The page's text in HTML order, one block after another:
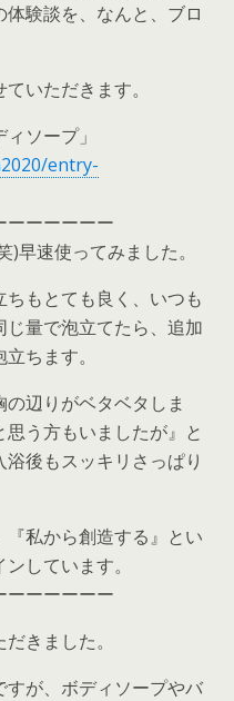
験談を、なんと、ブロ
いただきます。
ソープ」
entry-
ーーーーーー
早速使ってみました。
もとても良く、いつも
量で泡立てたら、追加
ちます。
の辺りがベタベタしま
う方もいましたが』と
後もスッキリさっぱり
私から創造する』とい
しています。
ーーーーーー
きました。
が、ボディソープやバ